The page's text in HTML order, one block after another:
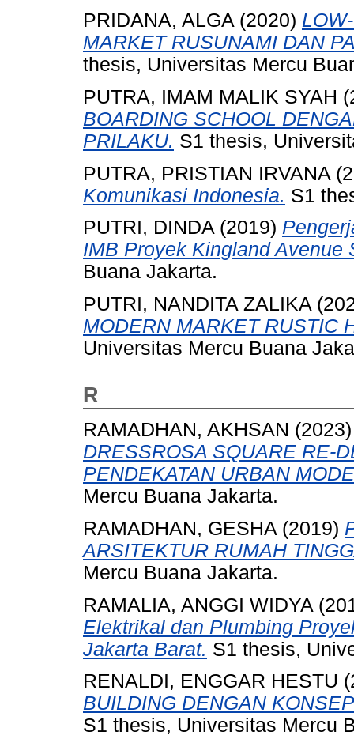
PRIDANA, ALGA (2020)
MARKET RUSUNAMI DAN
thesis, Universitas Mercu
PUTRA, IMAM MALIK SYAH
BOARDING SCHOOL
PRILAKU. S1 thesis,
PUTRA, PRISTIAN IRVANA
Komunikasi Indonesia. S1
PUTRI, DINDA (2019)
IMB Proyek Kingland Avenue
Buana Jakarta.
PUTRI, NANDITA ZALIKA
MODERN MARKET RUSTIC
Universitas Mercu Buana
R
RAMADHAN, AKHSAN
DRESSROSA SQUARE RE-
PENDEKATAN URBAN
Mercu Buana Jakarta.
RAMADHAN, GESHA (2019)
ARSITEKTUR RUMAH
Mercu Buana Jakarta.
RAMALIA, ANGGI WIDYA
Elektrikal dan Plumbing
Jakarta Barat. S1 thesis,
RENALDI, ENGGAR HESTU
BUILDING DENGAN
S1 thesis, Universitas Mercu